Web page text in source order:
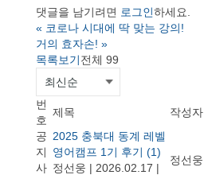
댓글을 남기려면 로그인하세요.
« 코로나 시대에 딱 맞는 강의!
거의 효자손! »
목록보기전체 99
번
호
제목 작성자
공
지
사
2025 충북대 동계 레벨
영어캠프 1기 후기 (1)
정선웅 | 2026.02.17 |
정선웅